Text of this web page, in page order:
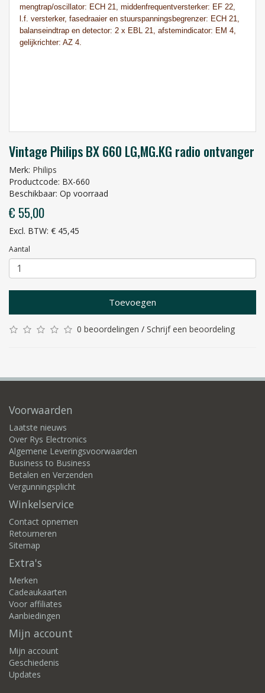
mengtrap/oscillator: ECH 21, middenfrequentversterker: EF 22,
l.f. versterker, fasedraaier en stuurspanningsbegrenzer: ECH 21,
balanseindtrap en detector: 2 x EBL 21, afstemindicator: EM 4,
gelijkrichter: AZ 4.
Vintage Philips BX 660 LG,MG.KG radio ontvanger
Merk: Philips
Productcode: BX-660
Beschikbaar: Op voorraad
€ 55,00
Excl. BTW: € 45,45
Aantal
Toevoegen
0 beoordelingen / Schrijf een beoordeling
Voorwaarden
Laatste nieuws
Over Rys Electronics
Algemene Leveringsvoorwaarden
Business to Business
Betalen en Verzenden
Vergunningsplicht
Winkelservice
Contact opnemen
Retourneren
Sitemap
Extra's
Merken
Cadeaukaarten
Voor affiliates
Aanbiedingen
Mijn account
Mijn account
Geschiedenis
Updates